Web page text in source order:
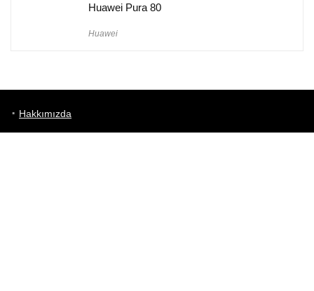
Huawei Pura 80
Huawei
Hakkımızda
Künye